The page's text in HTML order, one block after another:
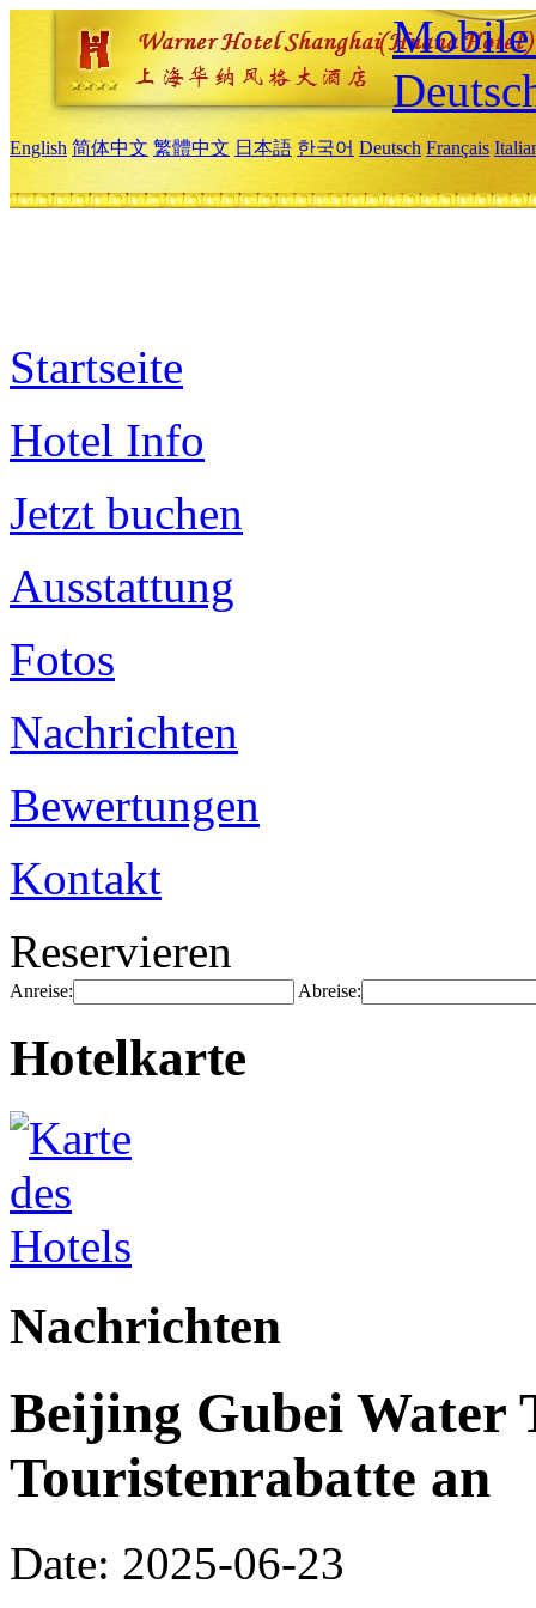
Mobile
English 简体中文 繁體中文 日本語 한국어 Deutsch Français
Startseite
Hotel Info
Jetzt buchen
Ausstattung
Fotos
Nachrichten
Bewertungen
Kontakt
Reservieren
Anreise: Abreise:
Hotelkarte
Nachrichten
Beijing Gubei Water
Touristenrabatte an
Date: 2025-06-23